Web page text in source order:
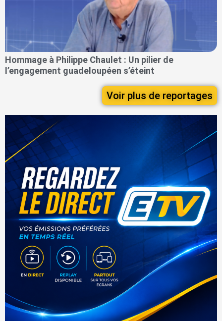
Hommage à Philippe Chaulet : Un pilier de
l’engagement guadeloupéen s’éteint
Voir plus de reportages